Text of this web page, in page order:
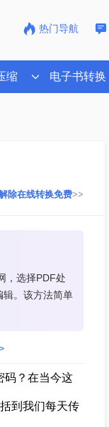
热门导航
缩 电子书转换
除在线转换免费>>
，选择PDF处
辑。该方法简单
码？在当今这
到我们每天传